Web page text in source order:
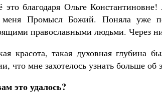
это благодаря Ольге
меня Промысл Божий. Поняла уже
православными людьми. Через
красота, такая духовная глубина
что мне захотелось узнать больше об
это удалось?